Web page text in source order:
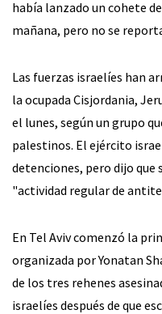
había lanzado un cohete
mañana, pero no se
Las fuerzas israelíes han
la ocupada Cisjordania,
el lunes, según un grupo
palestinos. El ejército
detenciones, pero dijo que
"actividad regular de
En Tel Aviv comenzó la
organizada por Yonatan
de los tres rehenes
israelíes después de que